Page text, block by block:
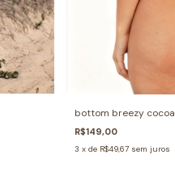
bottom breezy cocoa
R$149,00
3 x de R$49,67 sem juros